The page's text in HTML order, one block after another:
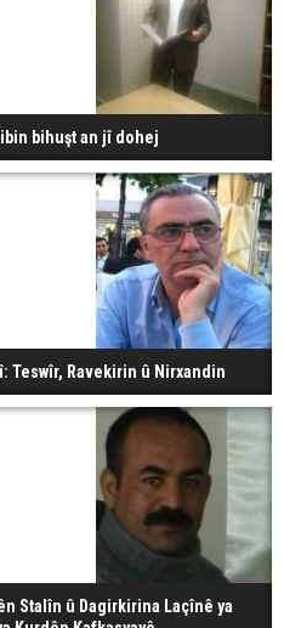
bihuşt an jî dohej
Teswîr, Ravekirin û Nirxandin
Stalîn û Dagirkirina Laçînê ya